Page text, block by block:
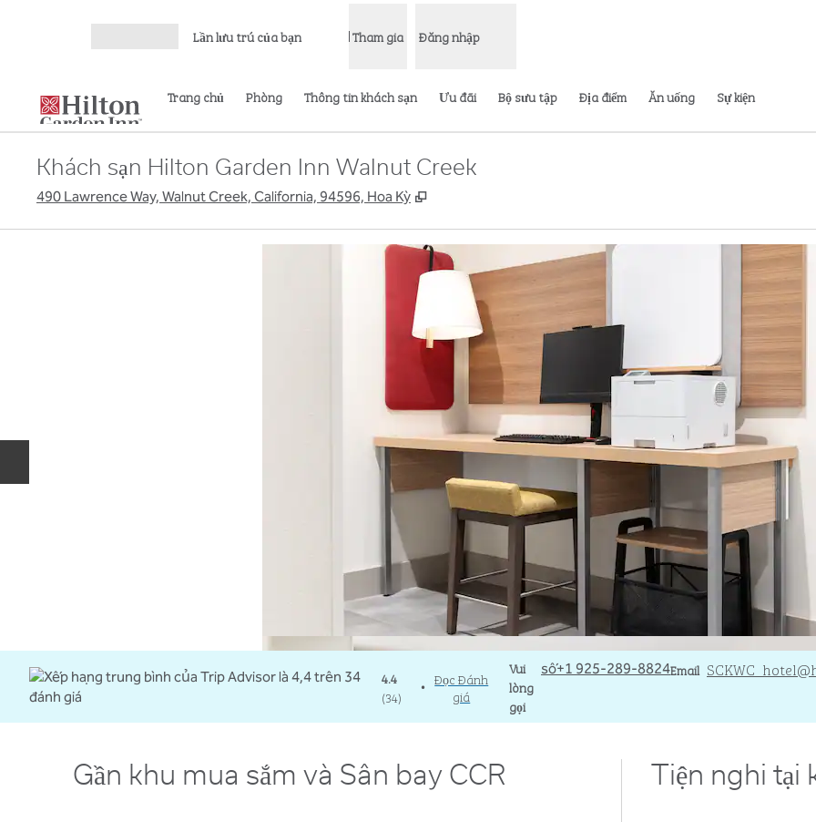
Lần lưu trú của bạn Tham gia Đăng nhập
Trang chủ Phòng Thông tin khách sạn Ưu đãi Bộ sưu tập Địa điểm Ăn uống Sự kiện
Khách sạn Hilton Garden Inn Walnut Creek
490 Lawrence Way, Walnut Creek, California, 94596, Hoa Kỳ ,
4.4
(34)
•
Đọc Đánh
giá
Vui
lòng
gọi
Gọi số+1 925-289-8824Email
Email SCKWC_hotel
Gần khu mua sắm và Sân bay CCR Tiện nghi tại